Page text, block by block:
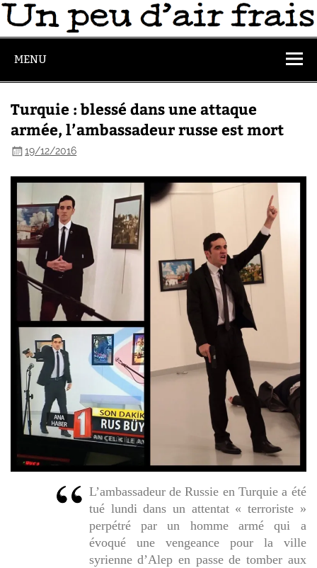
MENU
Turquie : blessé dans une attaque
armée, l’ambassadeur russe est mort
19/12/2016
L’ambassadeur de Russie en Turquie a été
tué lundi dans un attentat « terroriste »
perpétré par un homme armé qui a
évoqué une vengeance pour la ville
syrienne d’Alep en passe de tomber aux